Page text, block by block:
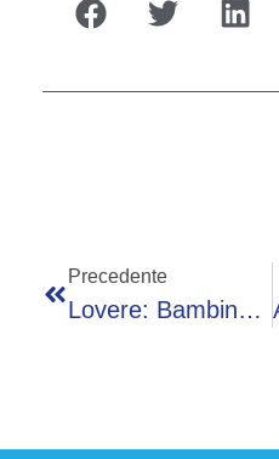
Precedente
Lovere: Bambino Di 10 Anni Si Fa Male A Calcio. Trasportato Al Civile Di Brescia